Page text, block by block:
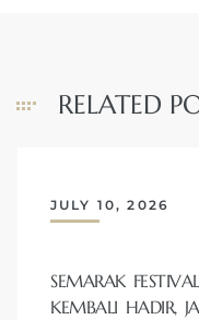
RELATED
JULY 10, 2026
SEMARAK
KEMBALI HADIR,